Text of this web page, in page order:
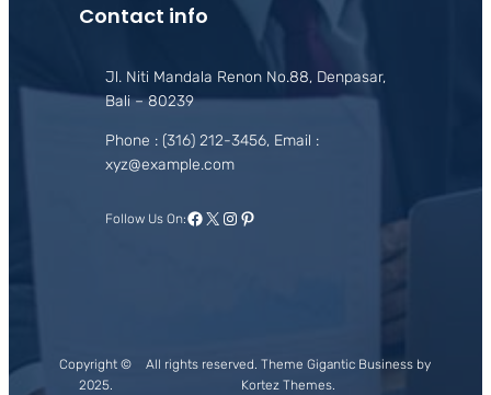
Contact info
Jl. Niti Mandala Renon No.88, Denpasar,
Bali – 80239
Phone : (316) 212-3456, Email :
xyz@example.com
Follow Us On:Facebook
X Instagram
Pinterest
Copyright ©
2025.
All rights reserved. Theme Gigantic Business by
Kortez Themes.